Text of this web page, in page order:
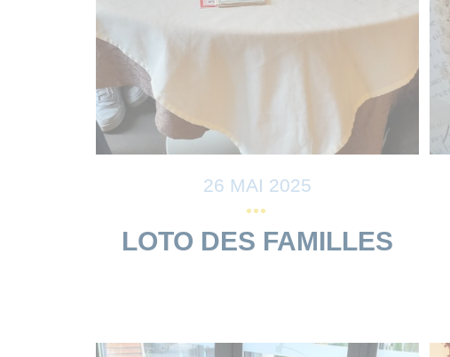
26 MAI 2025
LOTO DES FAMILLES